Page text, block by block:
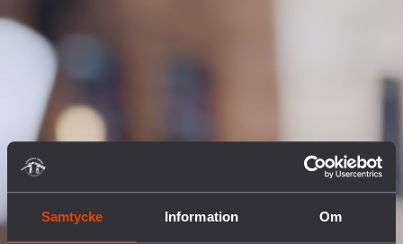
Samtycke Information Om